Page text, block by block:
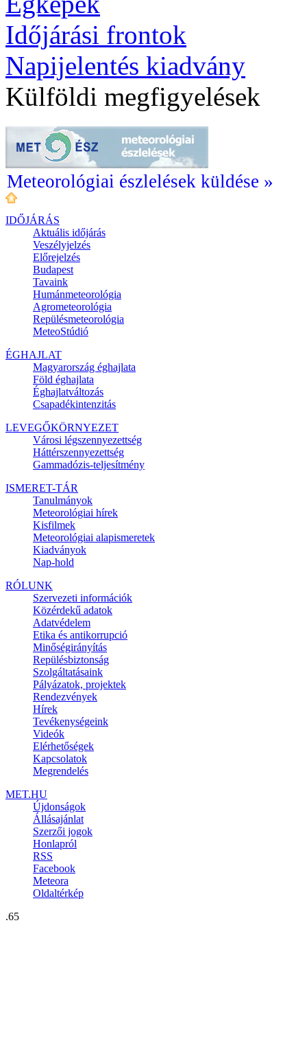
Időjárási frontok
Napijelentés kiadvány
Külföldi megfigyelések
Meteorológiai észlelések küldése »
IDŐJÁRÁS
Aktuális időjárás
Veszélyjelzés
Előrejelzés
Budapest
Tavaink
Humánmeteorológia
Agrometeorológia
Repülésmeteorológia
MeteoStúdió
ÉGHAJLAT
Magyarország éghajlata
Föld éghajlata
Éghajlatváltozás
Csapadékintenzitás
LEVEGŐKÖRNYEZET
Városi légszennyezettség
Háttérszennyezettség
Gammadózis-teljesítmény
ISMERET-TÁR
Tanulmányok
Meteorológiai hírek
Kisfilmek
Meteorológiai alapismeretek
Kiadványok
Nap-hold
RÓLUNK
Szervezeti információk
Közérdekű adatok
Adatvédelem
Etika és antikorrupció
Minőségirányítás
Repülésbiztonság
Szolgáltatásaink
Pályázatok, projektek
Rendezvények
Hírek
Tevékenységeink
Videók
Elérhetőségek
Kapcsolatok
Megrendelés
MET.HU
Újdonságok
Állásajánlat
Szerzői jogok
Honlapról
RSS
Facebook
Meteora
Oldaltérkép
.65